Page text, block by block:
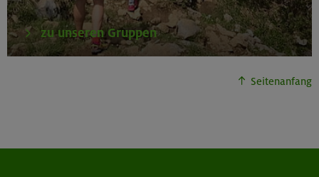
zu unseren Gruppen
Seitenanfang